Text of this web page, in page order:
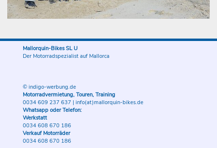
Mallorquin-Bikes SL U
Der Motorradspezialist auf Mallorca
© indigo-werbung.de
Motorradvermietung, Touren, Training
0034 609 237 637 | info(at)mallorquin-bikes.de
Whatsapp oder Telefon:
Werkstatt
0034 608 670 186
Verkauf Motorräder
0034 608 670 186